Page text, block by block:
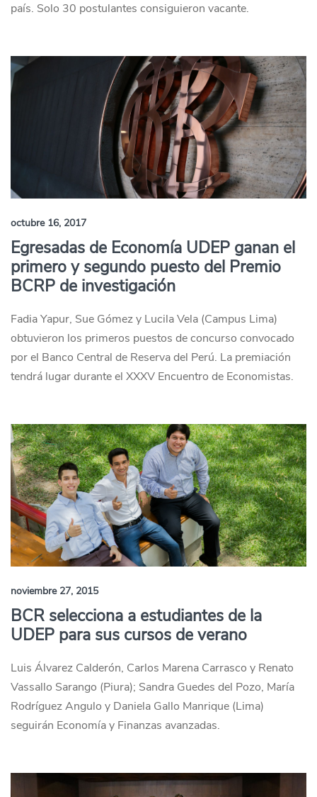
país. Solo 30 postulantes consiguieron vacante.
octubre 16, 2017
Egresadas de Economía UDEP ganan el
primero y segundo puesto del Premio
BCRP de investigación
Fadia Yapur, Sue Gómez y Lucila Vela (Campus Lima)
obtuvieron los primeros puestos de concurso convocado
por el Banco Central de Reserva del Perú. La premiación
tendrá lugar durante el XXXV Encuentro de Economistas.
noviembre 27, 2015
BCR selecciona a estudiantes de la
UDEP para sus cursos de verano
Luis Álvarez Calderón, Carlos Marena Carrasco y Renato
Vassallo Sarango (Piura); Sandra Guedes del Pozo, María
Rodríguez Angulo y Daniela Gallo Manrique (Lima)
seguirán Economía y Finanzas avanzadas.